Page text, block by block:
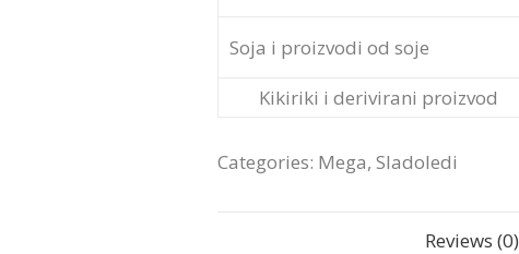
Soja i proizvodi od soje
Kikiriki i derivirani proizvod
Categories: Mega, Sladoledi
Reviews (0)